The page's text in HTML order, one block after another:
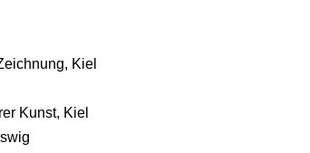
Kiel
Kunst, Kiel